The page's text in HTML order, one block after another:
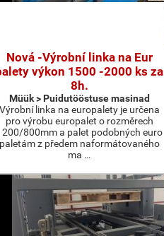
Nová -Výrobní linka na Eur
výkon 1500 -2000 ks za
8h.
Müük > Puidutööstuse masinad
Výrobní linka na europalety je určena
pro výrobu europalet o rozměrech
800mm a palet podobných euro
paletám z předem naformátovaného
ma …